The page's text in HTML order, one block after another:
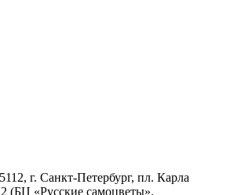
г. Санкт-Петербург, пл. Карла
(БЦ «Русские самоцветы».